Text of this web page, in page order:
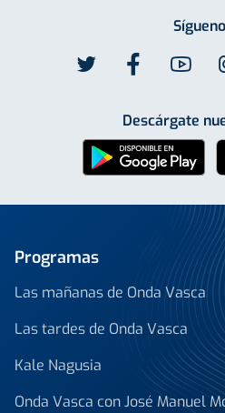
Descárgate
Programas
Las mañanas de Onda Vasca
Las tardes de Onda Vasca
Kale Nagusia
Onda Vasca con José Manuel